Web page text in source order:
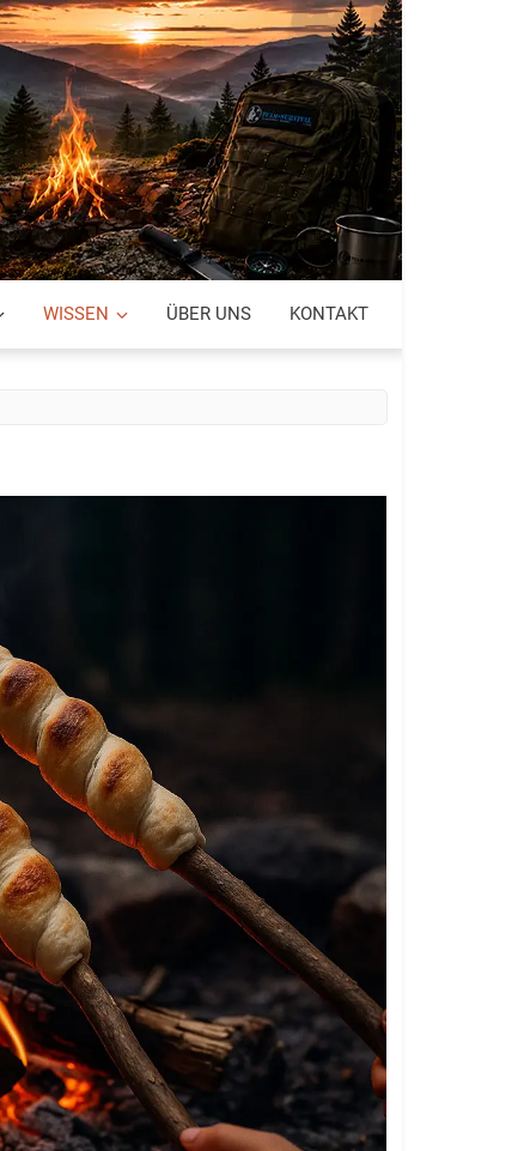
WISSEN ÜBER UNS KONTAKT